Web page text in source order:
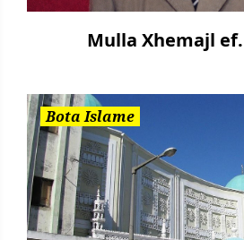
Mulla Xhemajl
Bota Islame